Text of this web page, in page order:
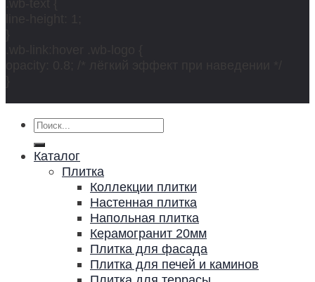
Искать:
Каталог
Плитка
Коллекции плитки
Настенная плитка
Напольная плитка
Керамогранит 20мм
Плитка для фасада
Плитка для печей и каминов